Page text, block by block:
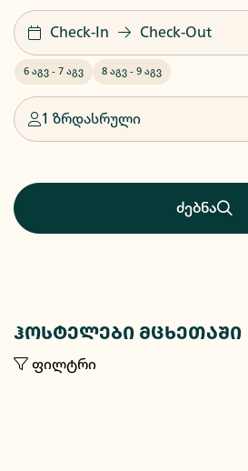
Check-In Check-Out
6 აგვ - 7 აგვ 8 აგვ - 9 აგვ
1 ზრდასრული
ძებნა
ჰოსტელები მცხეთაში
ფილტრი